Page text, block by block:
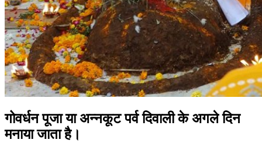
गोवर्धन पूजा या अन्नकूट पर्व दिवाली के अगले दिन
मनाया जाता है।